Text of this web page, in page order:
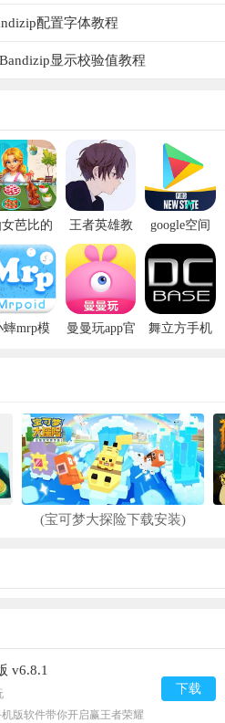
配置字体教程
显示校验值教程
芭比的
食派对手
游 v1.0
王者英雄教
程软件 v1.0
google空间
官方版
(ourplay)
v6.6.6
蟀mrp模
曼曼玩app官
舞立方手机
(宝可梦大探险下载安装)
v6.8.1
版软件带你开启赢王者荣耀
下载